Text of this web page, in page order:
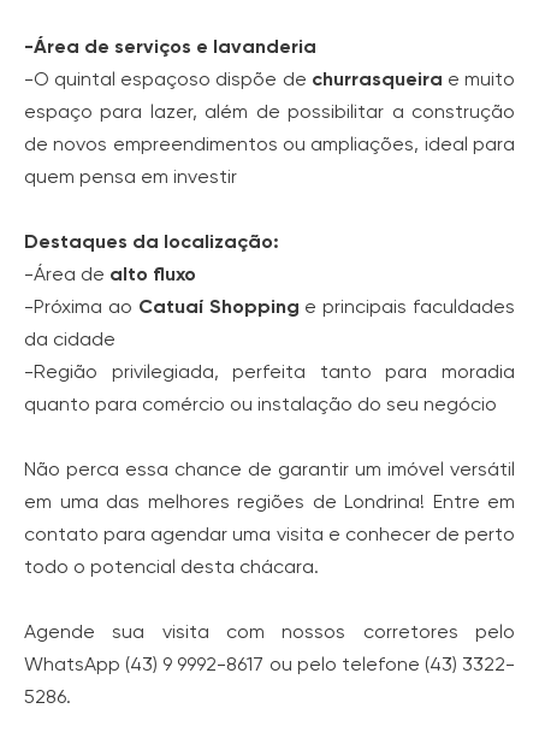
-Área de serviços e lavanderia
-O quintal espaçoso dispõe de churrasqueira e muito
espaço para lazer, além de possibilitar a construção
de novos empreendimentos ou ampliações, ideal para
quem pensa em investir
Destaques da localização:
-Área de alto fluxo
-Próxima ao Catuaí Shopping e principais faculdades
da cidade
-Região privilegiada, perfeita tanto para moradia
quanto para comércio ou instalação do seu negócio
Não perca essa chance de garantir um imóvel versátil
em uma das melhores regiões de Londrina! Entre em
contato para agendar uma visita e conhecer de perto
todo o potencial desta chácara.
Agende sua visita com nossos corretores pelo
WhatsApp (43) 9 9992-8617 ou pelo telefone (43) 3322-
5286.